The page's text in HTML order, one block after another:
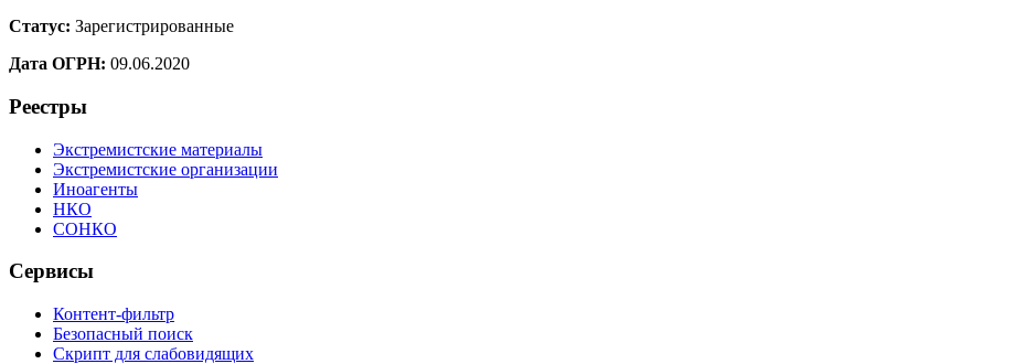
Статус: Зарегистрированные
Дата ОГРН: 09.06.2020
Реестры
Экстремистские материалы
Экстремистские организации
Иноагенты
НКО
СОНКО
Сервисы
Контент-фильтр
Безопасный поиск
Скрипт для слабовидящих